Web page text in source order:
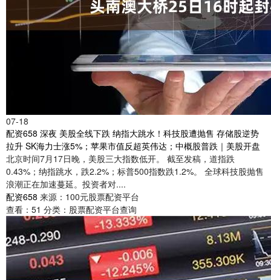
07-18
配资658 深夜 美股全线下跌 纳指大跳水！科技股遭抛售 存储股逆势
拉升 SK海力士涨5%；苹果市值反超英伟达；中概股普跌｜美股开盘
北京时间7月17日晚，美股三大指数低开。 截至发稿，道指跌
0.43%；纳指跳水，跌2.2%；标普500指数跌1.2%。 全球科技股抛售
浪潮正在加速蔓延。投资者对....
配资658 来源：100元股票配资平台
查看： 51 分类： 股票配资平台查询